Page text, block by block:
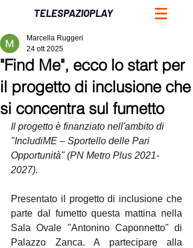
TELESPAZIOPLAY
"Find Me", ecco lo start per
il progetto di inclusione che
si concentra sul fumetto
Marcella Ruggeri
24 ott 2025
Il progetto è finanziato nell'ambito di
"IncludiME – Sportello delle Pari
Opportunità" (PN Metro Plus 2021-
2027).
Presentato il progetto di inclusione che
parte dal fumetto questa mattina nella
Sala Ovale "Antonino Caponnetto" di
Palazzo Zanca. A partecipare alla